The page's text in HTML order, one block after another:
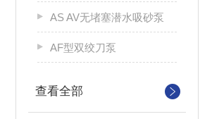
AS AV无堵塞潜水吸砂泵
AF型双绞刀泵
查看全部